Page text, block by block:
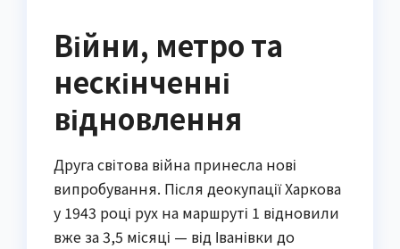
Війни, метро та
нескінченні
відновлення
Друга світова війна принесла нові
випробування. Після деокупації Харкова
у 1943 році рух на маршруті 1 відновили
вже за 3,5 місяці — від Іванівки до